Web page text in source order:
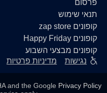
פרסום
תנאי שימוש
קופונים zap store
קופונים Happy Friday
קופונים מבצעי השבוע
נגישות מדיניות פרטיות
and the Google Privacy Policy